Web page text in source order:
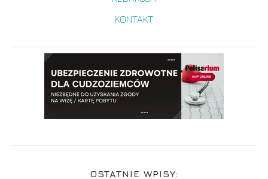
KONTAKT
OSTATNIE WPISY: